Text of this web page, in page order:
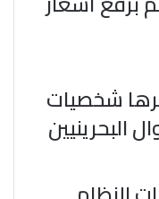
شخصيات
البحرينيين